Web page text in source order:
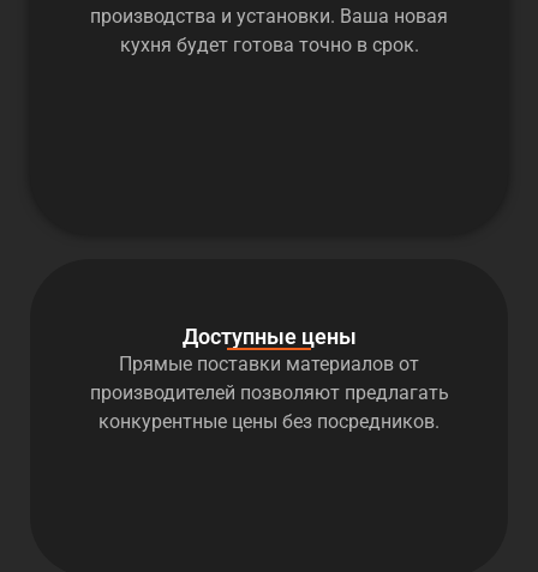
производства и установки. Ваша новая
кухня будет готова точно в срок.
Доступные цены
Прямые поставки материалов от
производителей позволяют предлагать
конкурентные цены без посредников.